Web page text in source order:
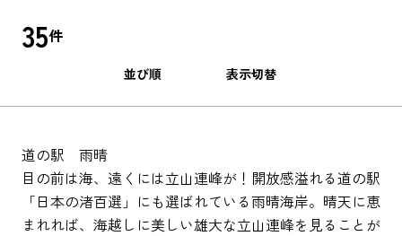
35件
並び順 表示切替
道の駅 雨晴
目の前は海、遠くには立山連峰が！開放感溢れる道の駅
「日本の渚百選」にも選ばれている雨晴海岸。晴天に恵
まれれば、海越しに美しい雄大な立山連峰を見ることが
はじめての高岡
レンタサイクル